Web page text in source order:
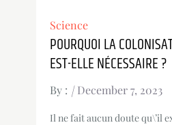
Science
POURQUOI LA
EST-ELLE NÉCESSAIRE ?
By : December 7, 2023
Il ne fait aucun doute qu\’il